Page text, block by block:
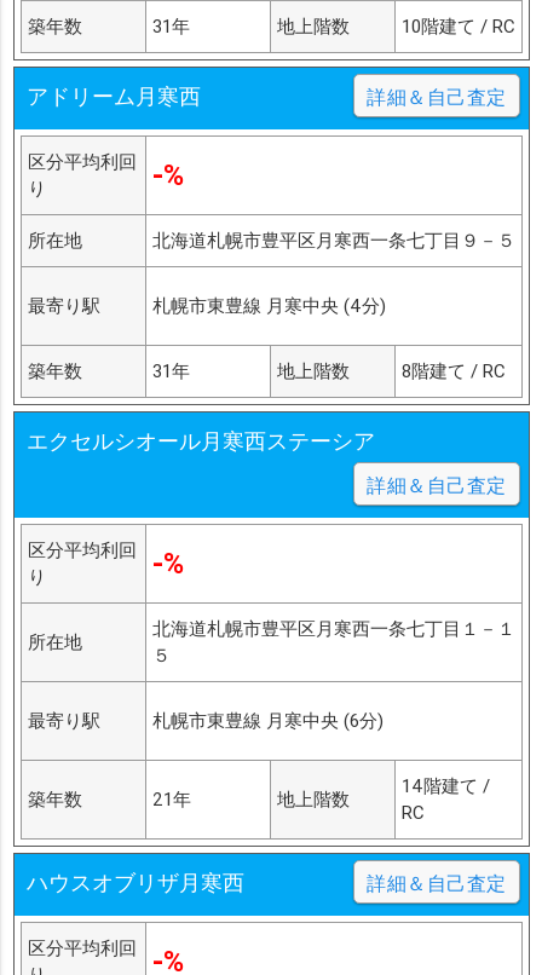
築年数 31年 地上階数 10階建て / RC
アドリーム月寒西 詳細＆自己査定
区分平均利回
り
-%
所在地 北海道札幌市豊平区月寒西一条七丁目９－５
最寄り駅 札幌市東豊線 月寒中央 (4分)
築年数 31年 地上階数 8階建て / RC
エクセルシオール月寒西ステーシア
詳細＆自己査定
区分平均利回
り
-%
所在地
北海道札幌市豊平区月寒西一条七丁目１－１
５
最寄り駅 札幌市東豊線 月寒中央 (6分)
築年数 21年 地上階数
14階建て /
RC
ハウスオブリザ月寒西 詳細＆自己査定
区分平均利回
-%